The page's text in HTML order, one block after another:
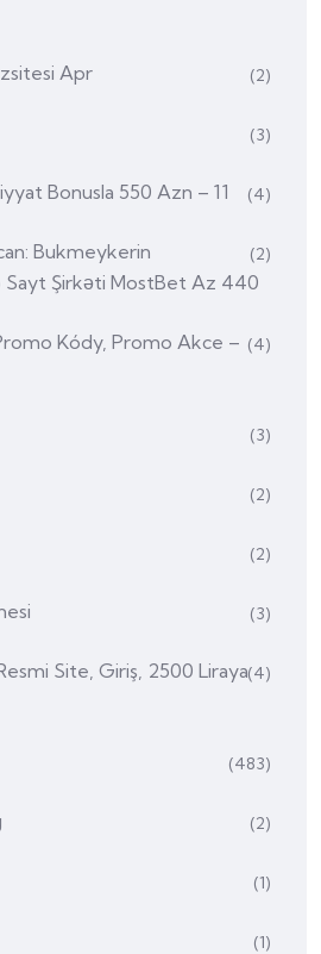
Apr (2)
(3)
Bonusla 550 Azn – 11 (4)
Bukmeykerin
Sayt Şirkəti MostBet Az 440
(2)
Kódy, Promo Akce – (4)
(3)
(2)
(2)
(3)
Site, Giriş, 2500 Liraya(4)
(483)
(2)
(1)
(1)